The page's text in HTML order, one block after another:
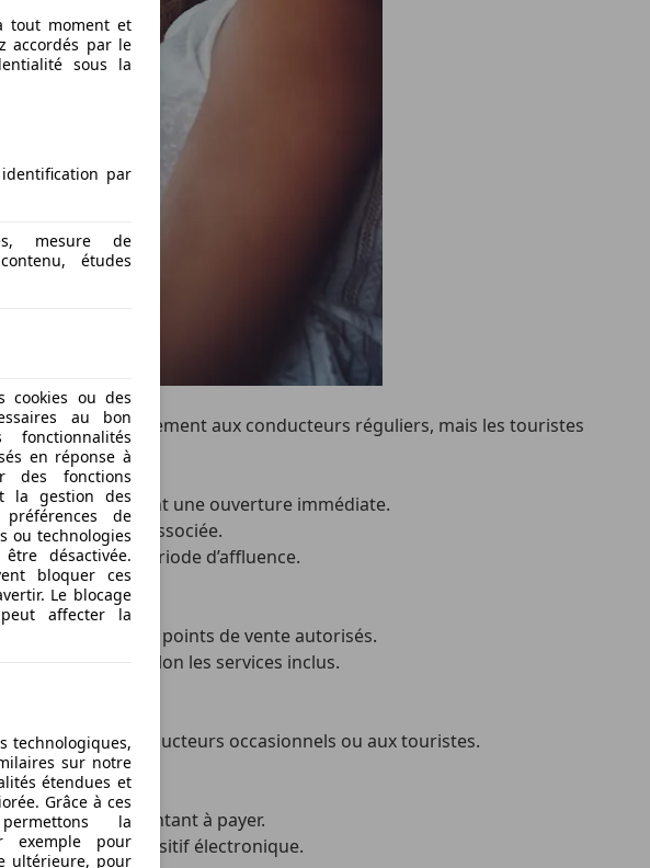
tout moment et
accordés par le
sous la
par
mesure de
études
cookies ou des
au bon
en réponse à
des fonctions
la gestion des
de
ou technologies
désactivée.
bloquer ces
Le blocage
affecter la
technologiques,
sur notre
étendues et
Grâce à ces
la
exemple pour
ultérieure, pour
principalement aux conducteurs réguliers, mais les touristes
péage, permettant une ouverture immédiate.
ou une carte associée.
même en période d’affluence.
dans les points de vente autorisés.
1,50 € et 3 €, selon les services inclus.
aux conducteurs occasionnels ou aux touristes.
d’entrée.
le montant à payer.
via un dispositif électronique.